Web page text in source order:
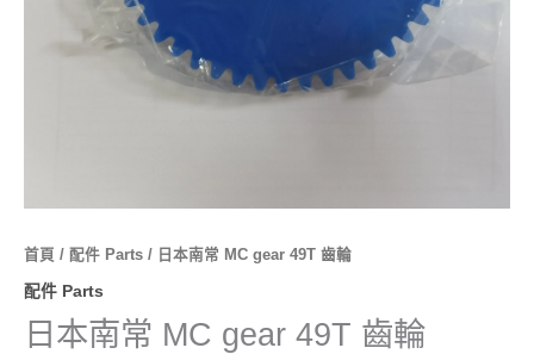
首頁 / 配件 Parts / 日本南常 MC gear 49T 齒輪
配件 Parts
日本南常 MC gear 49T 齒輪